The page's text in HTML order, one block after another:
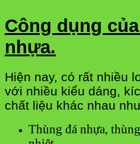
Công dụng
nhựa.
Hiện nay, có rất nhiều
với nhiều kiểu dáng,
chất liệu khác nhau
Thùng đá nhựa,